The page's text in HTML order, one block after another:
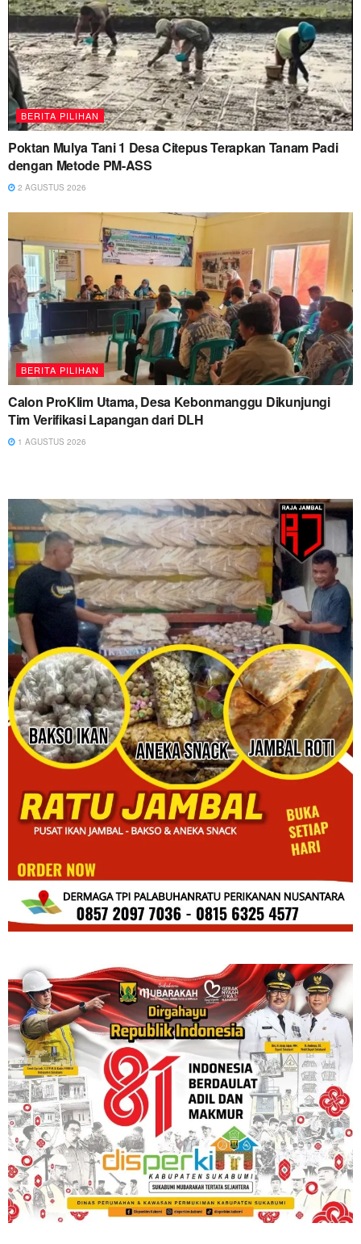
BERITA PILIHAN
Poktan Mulya Tani 1 Desa Citepus Terapkan Tanam Padi
dengan Metode PM-ASS
2 AGUSTUS 2026
BERITA PILIHAN
Calon ProKlim Utama, Desa Kebonmanggu Dikunjungi
Tim Verifikasi Lapangan dari DLH
1 AGUSTUS 2026